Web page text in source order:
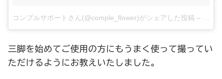
コンプルサポートさん(@comple_flower)がシェアした投稿 –
三脚を始めてご使用の方にもうまく使って撮ってい
ただけるようにお教えいたしました。